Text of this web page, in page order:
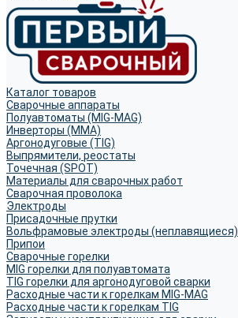
Каталог товаров
Сварочные аппараты
Полуавтоматы (MIG-MAG)
Инверторы (MMA)
Аргонодуговые (TIG)
Выпрямители, реостаты
Точечная (SPOT)
Материалы для сварочных работ
Сварочная проволока
Электроды
Присадочные прутки
Вольфрамовые электроды (неплавящиеся)
Припои
Сварочные горелки
MIG горелки для полуавтомата
TIG горелки для аргонодуговой сварки
Расходные части к горелкам MIG-MAG
Расходные части к горелкам TIG